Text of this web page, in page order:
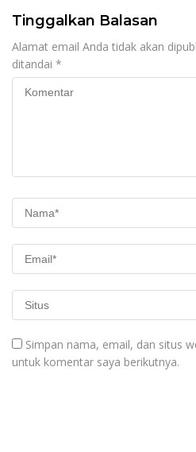
Tinggalkan Balasan
Alamat email Anda tidak akan
ditandai *
Simpan nama, email, dan situs
untuk komentar saya berikutnya.